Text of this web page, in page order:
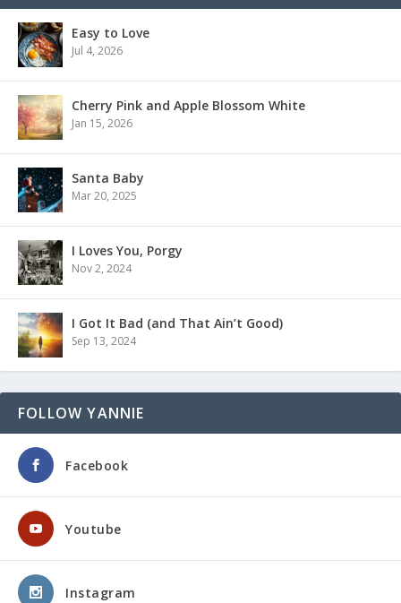
Easy to Love
Jul 4, 2026
Cherry Pink and Apple Blossom White
Jan 15, 2026
Santa Baby
Mar 20, 2025
I Loves You, Porgy
Nov 2, 2024
I Got It Bad (and That Ain’t Good)
Sep 13, 2024
FOLLOW YANNIE
Facebook
Youtube
Instagram